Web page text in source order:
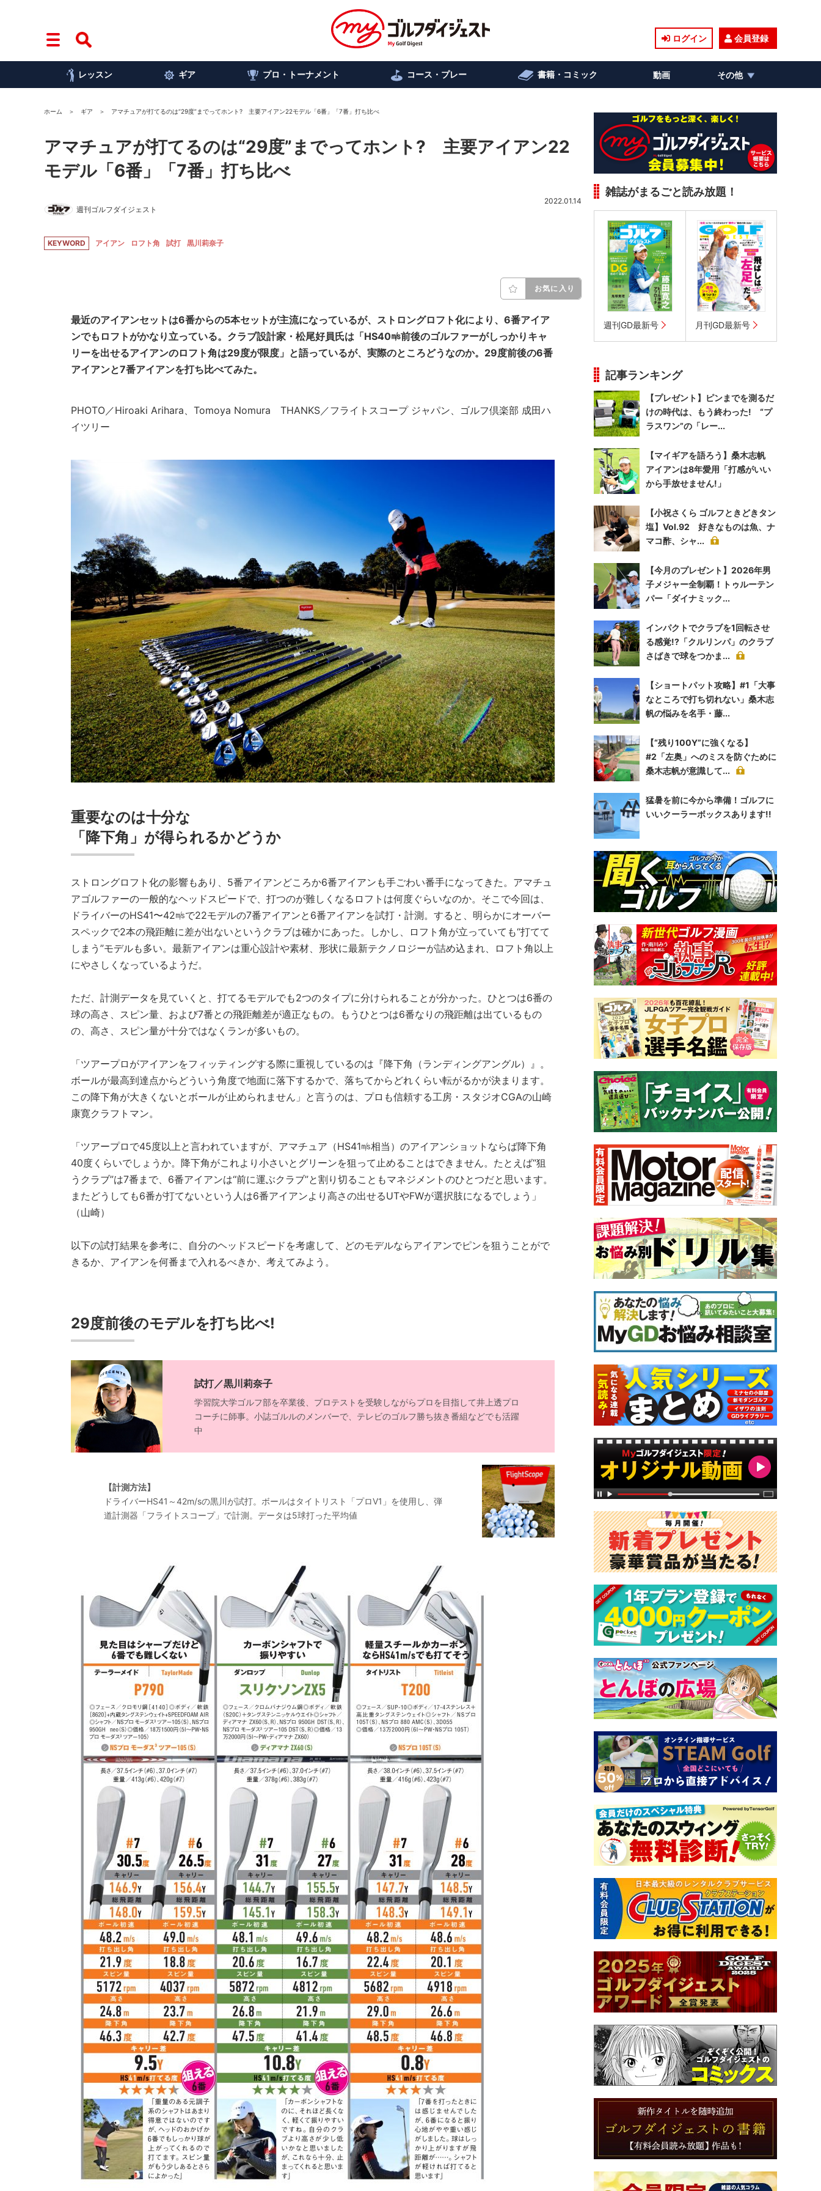
ログイン 会員登録
レッスン ギア プロ・トーナメント コース・プレー 書籍・コミック 動画 その他
ホーム ギア アマチュアが打てるのは“29度”までってホント? 主要アイアン22モデル「6番」「7番」打ち比べ
アマチュアが打てるのは“29度”までってホント? 主要アイアン22
モデル「6番」「7番」打ち比べ
週刊ゴルフダイジェスト
2022.01.14
KEYWORD アイアン ロフト角 試打 黒川莉奈子
お気に入り
最近のアイアンセットは6番からの5本セットが主流になっているが、ストロングロフト化により、6番アイア
ンでもロフトがかなり立っている。クラブ設計家・松尾好員氏は「HS40㎧前後のゴルファーがしっかりキャ
リーを出せるアイアンのロフト角は29度が限度」と語っているが、実際のところどうなのか。29度前後の6番
アイアンと7番アイアンを打ち比べてみた。
PHOTO／Hiroaki Arihara、Tomoya Nomura THANKS／フライトスコープ ジャパン、ゴルフ倶楽部 成田ハ
イツリー
重要なのは十分な
「降下角」が得られるかどうか
ストロングロフト化の影響もあり、5番アイアンどころか6番アイアンも手ごわい番手になってきた。アマチュ
アゴルファーの一般的なヘッドスピードで、打つのが難しくなるロフトは何度ぐらいなのか。そこで今回は、
ドライバーのHS41〜42㎧で22モデルの7番アイアンと6番アイアンを試打・計測。すると、明らかにオーバー
スペックで2本の飛距離に差が出ないというクラブは確かにあった。しかし、ロフト角が立っていても“打てて
しまう”モデルも多い。最新アイアンは重心設計や素材、形状に最新テクノロジーが詰め込まれ、ロフト角以上
にやさしくなっているようだ。
ただ、計測データを見ていくと、打てるモデルでも2つのタイプに分けられることが分かった。ひとつは6番の
球の高さ、スピン量、および7番との飛距離差が適正なもの。もうひとつは6番なりの飛距離は出ているもの
の、高さ、スピン量が十分ではなくランが多いもの。
「ツアープロがアイアンをフィッティングする際に重視しているのは『降下角（ランディングアングル）』。
ボールが最高到達点からどういう角度で地面に落下するかで、落ちてからどれくらい転がるかが決まります。
この降下角が大きくないとボールが止められません」と言うのは、プロも信頼する工房・スタジオCGAの山崎
康寛クラフトマン。
「ツアープロで45度以上と言われていますが、アマチュア（HS41㎧相当）のアイアンショットならば降下角
40度くらいでしょうか。降下角がこれより小さいとグリーンを狙って止めることはできません。たとえば“狙
うクラブ”は7番まで、6番アイアンは“前に運ぶクラブ”と割り切ることもマネジメントのひとつだと思います。
またどうしても6番が打てないという人は6番アイアンより高さの出せるUTやFWが選択肢になるでしょう」
（山崎）
以下の試打結果を参考に、自分のヘッドスピードを考慮して、どのモデルならアイアンでピンを狙うことがで
きるか、アイアンを何番まで入れるべきか、考えてみよう。
29度前後のモデルを打ち比べ!
試打／黒川莉奈子
学習院大学ゴルフ部を卒業後、プロテストを受験しながらプロを目指して井上透プロ
コーチに師事。小誌ゴルルのメンバーで、テレビのゴルフ勝ち抜き番組などでも活躍
中
【計測方法】
ドライバーHS41～42m/sの黒川が試打。ボールはタイトリスト「プロV1」を使用し、弾
道計測器「フライトスコープ」で計測。データは5球打った平均値
雑誌がまるごと読み放題！
週刊GD最新号 月刊GD最新号
記事ランキング
【プレゼント】ピンまでを測るだ
けの時代は、もう終わった! “プ
ラスワン”の「レー...
【マイギアを語ろう】桑木志帆
アイアンは8年愛用「打感がいい
から手放せません!」
【小祝さくら ゴルフときどきタン
塩】Vol.92 好きなものは魚、ナ
マコ酢、シャ...
【今月のプレゼント】2026年男
子メジャー全制覇！トゥルーテン
パー「ダイナミック...
インパクトでクラブを1回転させ
る感覚!?「クルリンパ」のクラブ
さばきで球をつかま...
【ショートパット攻略】#1「大事
なところで打ち切れない」桑木志
帆の悩みを名手・藤...
【“残り100Y”に強くなる】
#2「左奥」へのミスを防ぐために
桑木志帆が意識して...
猛暑を前に今から準備！ゴルフに
いいクーラーボックスあります!!